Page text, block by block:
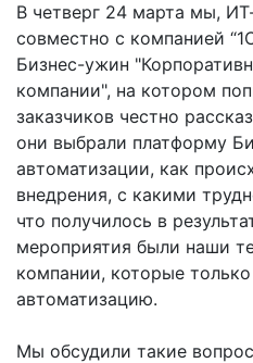
В четверг 24 марта мы,
совместно с компанией
Бизнес-ужин
компании", на котором
заказчиков честно
они выбрали платформу
автоматизации, как
внедрения, с какими
что получилось в
мероприятия были наши
компании, которые
автоматизацию.
Мы обсудили такие